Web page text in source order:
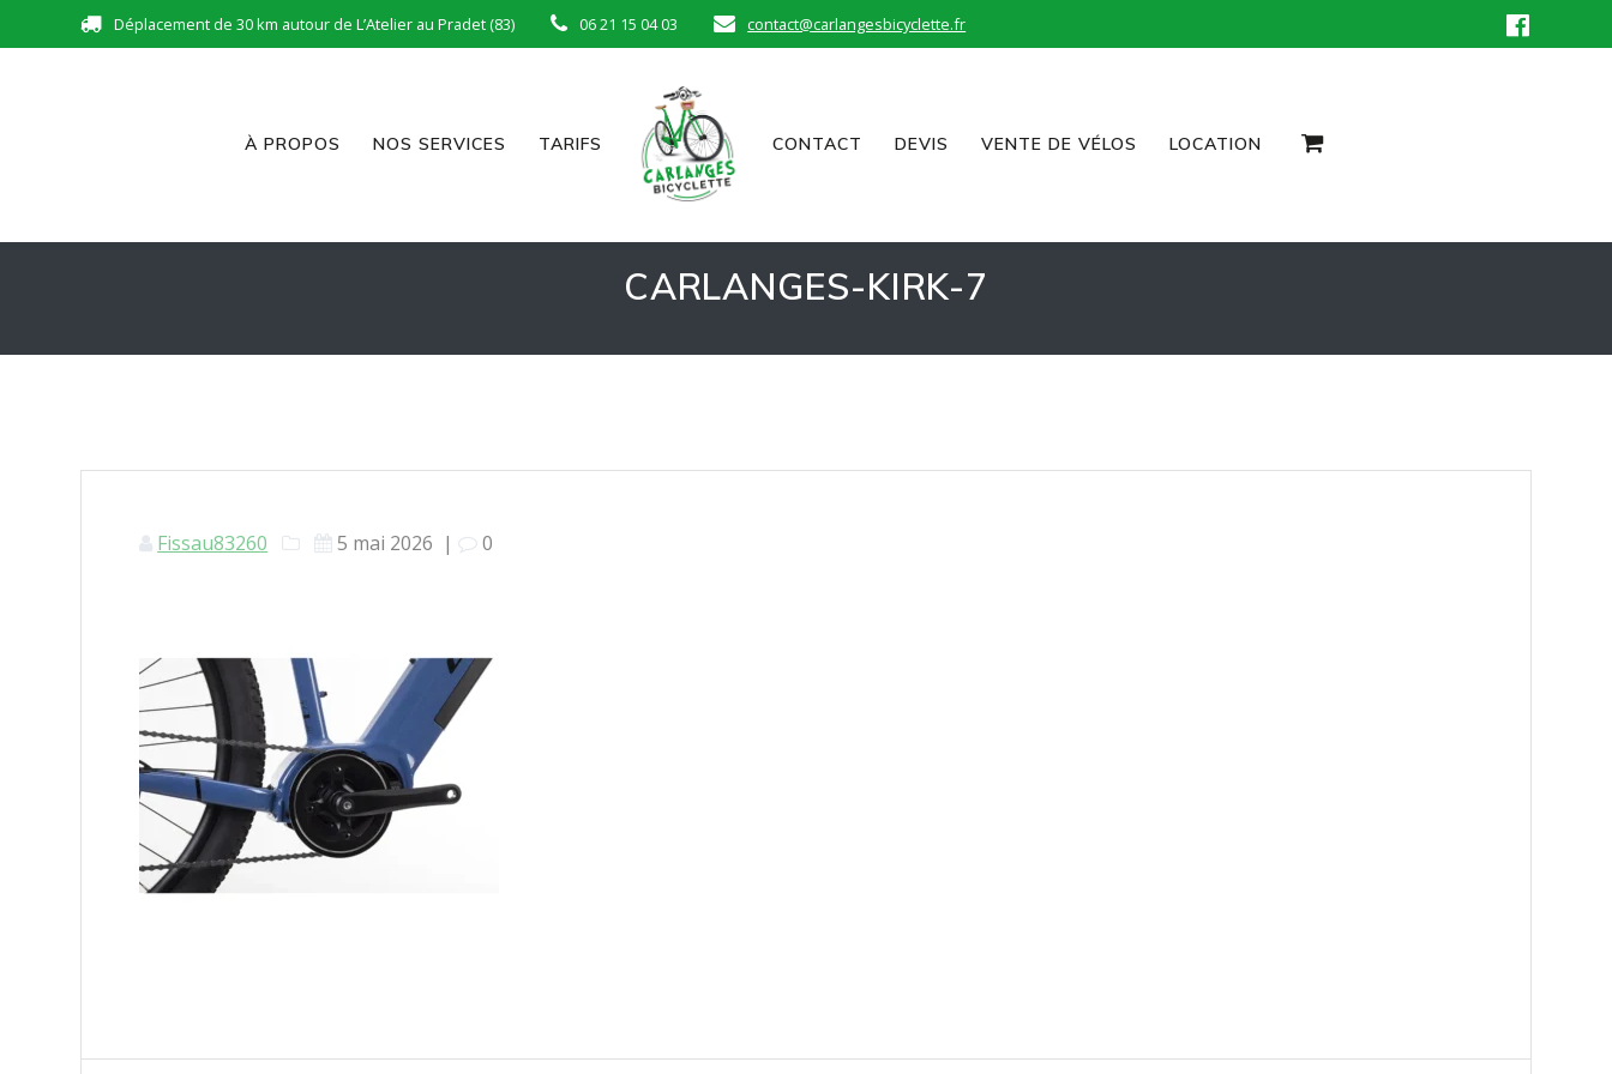
to
Déplacement de 30 km autour de L’Atelier au Pradet (83) 06 21 15 04 03 contact@carlangesbicyclette.fr
À PROPOS NOS SERVICES TARIFS CONTACT DEVIS VENTE DE VÉLOS LOCATION
CARLANGES-KIRK-7
Fissau83260 5 mai 2026 | 0